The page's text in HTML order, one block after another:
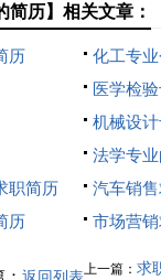
简历】相关文章：
历
化工专
医学检
机械设
法学专
职简历
汽车销
历
市场营
上一篇： 求